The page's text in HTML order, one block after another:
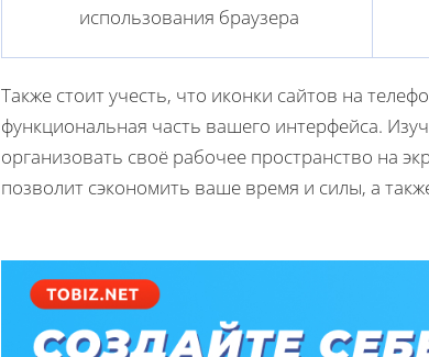
использования браузера
Также стоит учесть, что иконки сайтов на
функциональная часть вашего интерфейса.
организовать своё рабочее пространство на
позволит сэкономить ваше время и силы, а